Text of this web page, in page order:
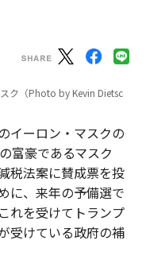
ク（Photo by Kevin Dietsc
イーロン・マスクの
富豪であるマスク
税法案に賛成票を投
に、来年の予備選で
れを受けてトランプ
受けている政府の補